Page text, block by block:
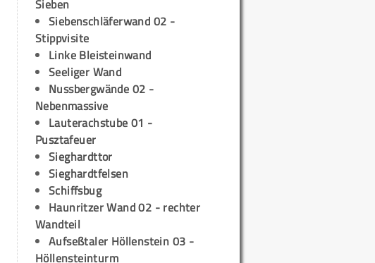
Sieben
Siebenschläferwand 02 -
Stippvisite
Linke Bleisteinwand
Seeliger Wand
Nussbergwände 02 -
Nebenmassive
Lauterachstube 01 -
Pusztafeuer
Sieghardttor
Sieghardtfelsen
Schiffsbug
Haunritzer Wand 02 - rechter
Wandteil
Aufseßtaler Höllenstein 03 -
Höllensteinturm